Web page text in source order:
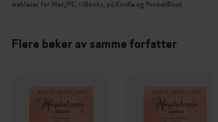
webleser for Mac/PC, i iBooks, på Kindle og PocketBook
Flere bøker av samme forfatter